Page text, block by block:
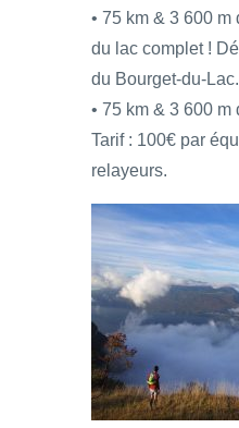
• 75 km & 3 600
du lac complet !
du Bourget-du-
• 75 km & 3 600
Tarif : 100€ par
relayeurs.